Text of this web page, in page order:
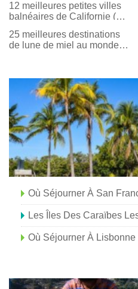
faire dans chacun)
12 meilleures petites villes
balnéaires de Californie (et
25 meilleures destinations
de lune de miel au monde